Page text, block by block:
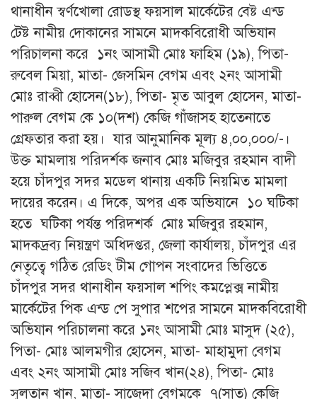
থানাধীন স্বর্ণখোলা রোডস্থ ফয়সাল মার্কেটের বেষ্ট এন্ড
টেষ্ট নামীয় দোকানের সামনে মাদকবিরোধী অভিযান
পরিচালনা করে ১নং আসামী মোঃ ফাহিম (১৯), পিতা-
রুবেল মিয়া, মাতা- জেসমিন বেগম এবং ২নং আসামী
মোঃ রাব্বী হোসেন(১৮), পিতা- মৃত আবুল হোসেন, মাতা-
পারুল বেগম কে ১০(দশ) কেজি গাঁজাসহ হাতেনাতে
গ্রেফতার করা হয়। যার আনুমানিক মূল্য ৪,০০,০০০/-।
উক্ত মামলায় পরিদর্শক জনাব মোঃ মজিবুর রহমান বাদী
হয়ে চাঁদপুর সদর মডেল থানায় একটি নিয়মিত মামলা
দায়ের করেন। এ দিকে, অপর এক অভিযানে ১০ ঘটিকা
হতে ঘটিকা পর্যন্ত পরিদশর্ক মোঃ মজিবুর রহমান,
মাদকদ্রব্য নিয়ন্ত্রণ অধিদপ্তর, জেলা কার্যালয়, চাঁদপুর এর
নেতৃত্বে গঠিত রেডিং টীম গোপন সংবাদের ভিত্তিতে
চাঁদপুর সদর থানাধীন ফয়সাল শপিং কমপ্লেক্স নামীয়
মার্কেটের পিক এন্ড পে সুপার শপের সামনে মাদকবিরোধী
অভিযান পরিচালনা করে ১নং আসামী মোঃ মাসুদ (২৫),
পিতা- মোঃ আলমগীর হোসেন, মাতা- মাহামুদা বেগম
এবং ২নং আসামী মোঃ সজিব খান(২৪), পিতা- মোঃ
সুলতান খান, মাতা- সাজেদা বেগমকে ৭(সাত) কেজি